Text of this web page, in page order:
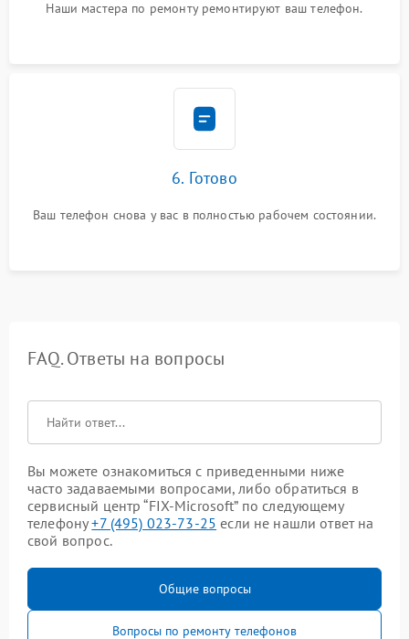
Наши мастера по ремонту ремонтируют ваш телефон.
6. Готово
Ваш телефон снова у вас в полностью рабочем состоянии.
FAQ. Ответы на вопросы
Вы можете ознакомиться с приведенными ниже
часто задаваемыми вопросами, либо обратиться в
сервисный центр “FIX-Microsoft” по следующему
телефону+7 (495) 023-73-25 если не нашли ответ на
свой вопрос.
Общие вопросы
Вопросы по ремонту телефонов